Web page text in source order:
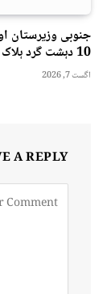
جنوبی وزیرستان
10 دہشت گرد ہلاک
اگست 7, 2026
A REPLY